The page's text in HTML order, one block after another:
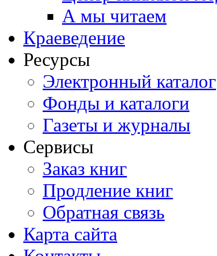
А мы читаем
Краеведение
Ресурсы
Электронный каталог
Фонды и каталоги
Газеты и журналы
Сервисы
Заказ книг
Продление книг
Обратная связь
Карта сайта